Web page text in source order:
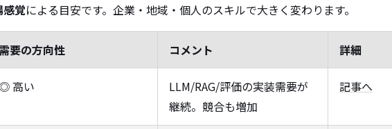
感覚による目安です。企業・地域・個人のスキルで大きく変わります。
需要の方向性 コメント 詳細
◎ 高い
LLM/RAG/評価の実装需要が
継続。競合も増加
記事へ